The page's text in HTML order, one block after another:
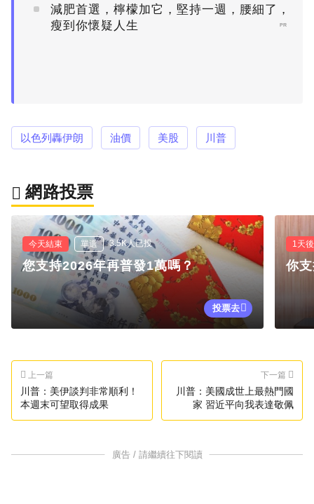
減肥首選，檸檬加它，堅持一週，腰細了，
瘦到你懷疑人生
PR
以色列轟伊朗 油價 美股 川普
網路投票
今天結束 單選 3.5K人已投
您支持2026年再普發1萬嗎？
投票去
1天
你
上一篇
川普：美伊談判非常順利！
本週末可望取得成果
下一篇
川普：美國成世上最熱門國
家 習近平向我表達敬佩
廣告 / 請繼續往下閱讀